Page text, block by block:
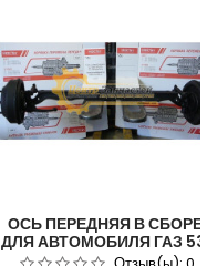
ОСЬ ПЕРЕДНЯЯ В СБОРЕ
ДЛЯ АВТОМОБИЛЯ ГАЗ 53.
АРТИКУЛ 53-3000012.